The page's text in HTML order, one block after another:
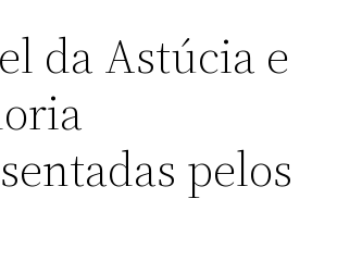
da Astúcia e
pelos